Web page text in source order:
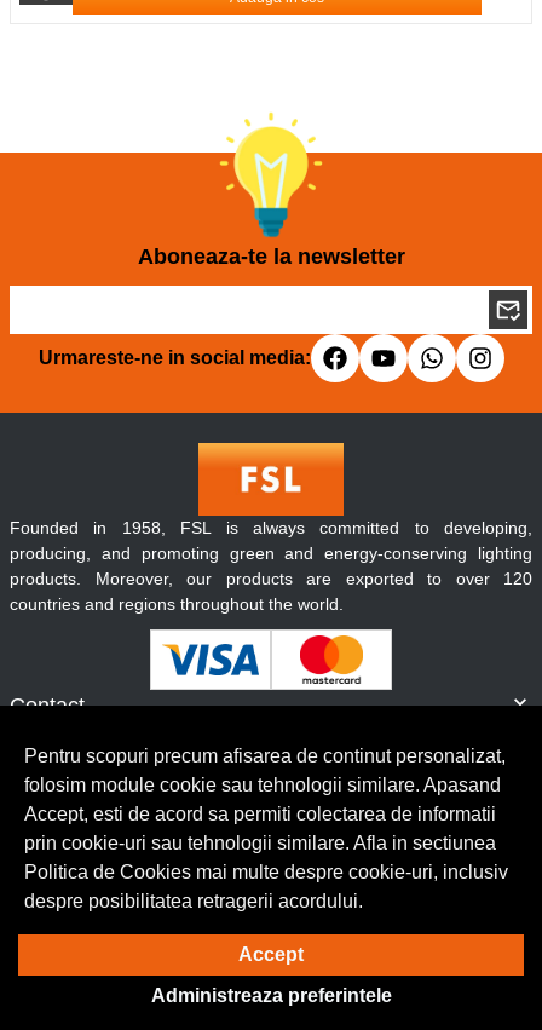
Aboneaza-te la newsletter
Urmareste-ne in social media:
Contact
Servicii clienti
Founded in 1958, FSL is always committed to developing,
producing, and promoting green and energy-conserving lighting
products. Moreover, our products are exported to over 120
countries and regions throughout the world.
© Copyright 2026 Lumilux. Toate drepturile rezervate.
Solutie eCommercepowered by
BrowserID:
Pentru scopuri precum afisarea de continut personalizat,
folosim module cookie sau tehnologii similare. Apasand
Accept, esti de acord sa permiti colectarea de informatii
prin cookie-uri sau tehnologii similare. Afla in sectiunea
Politica de Cookies mai multe despre cookie-uri, inclusiv
despre posibilitatea retragerii acordului.
Accept
Administreaza preferintele